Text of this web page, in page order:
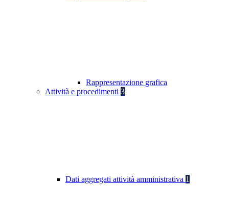
Rappresentazione grafica
Attività e procedimenti 3
Dati aggregati attività amministrativa 1